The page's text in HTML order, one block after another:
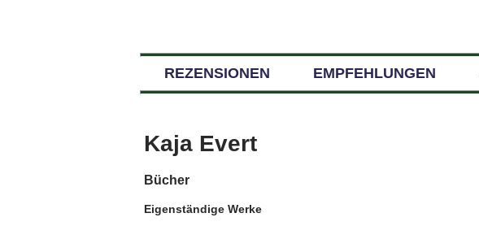
REZENSIONEN EMPFEHLUNGEN
Kaja Evert
Bücher
Eigenständige Werke